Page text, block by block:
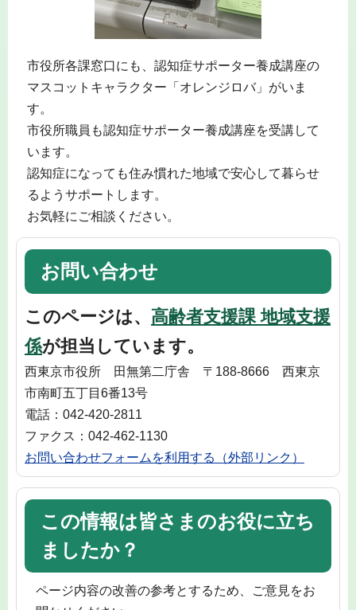
市役所各課窓口にも、認知症サポーター養成講座の
マスコットキャラクター「オレンジロバ」がいま
す。
市役所職員も認知症サポーター養成講座を受講して
います。
認知症になっても住み慣れた地域で安心して暮らせ
るようサポートします。
お気軽にご相談ください。
お問い合わせ
このページは、 高齢者支援課 地域支援
係が担当しています。
西東京市役所 田無第二庁舎 〒188-8666 西東京
市南町五丁目6番13号
電話：042-420-2811
ファクス：042-462-1130
お問い合わせフォームを利用する（外部リンク）
この情報は皆さまのお役に立ち
ましたか？
ページ内容の改善の参考とするため、ご意見をお